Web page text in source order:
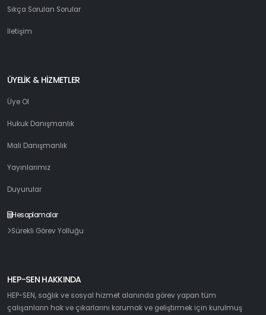
Sıkça Sorulan Sorular
İletişim
ÜYELİK & HİZMETLER
Üye Ol
Hukuk Danışmanlık
Mali Danışmanlık
Yayınlarımız
Duyurular
Hesaplamalar
Sürekli Görev Yolluğu
HEP-SEN HAKKINDA
HEP-SEN, sağlık ve sosyal hizmet alanında görev yapan tüm
çalışanların hak ve çıkarlarını korumak ve geliştirmek için kurulmuş